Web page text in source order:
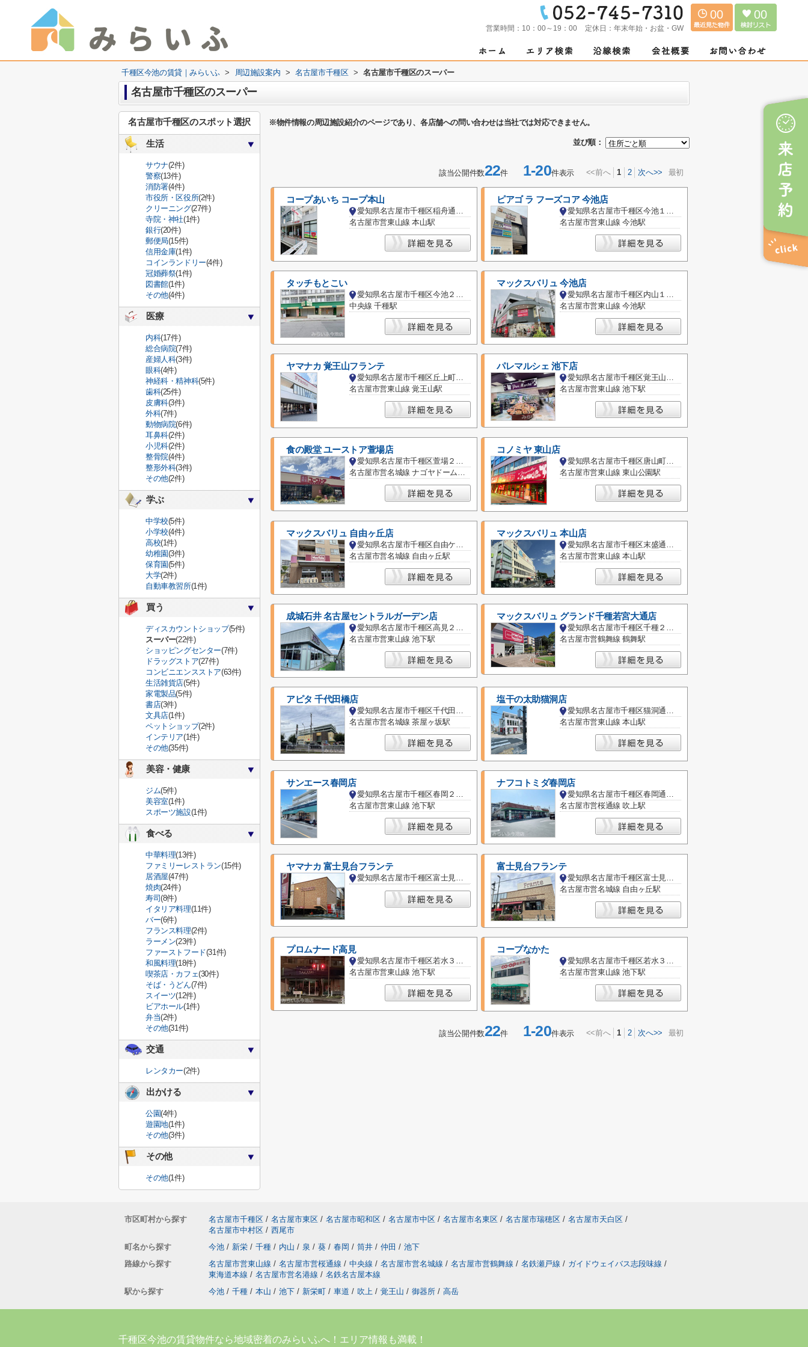
営業時間： 10：00～19：00 定休日： 年末年始・お盆・GW
00 00
千種区今池の賃貸｜みらいふ > 周辺施設案内 > 名古屋市千種区 > 名古屋市千種区のスーパー
名古屋市千種区のスーパー
※物件情報の周辺施設紹介のページであり、各店舗への問い合わせは当社では対応できません。
並び順：
該当公開件数22件1-20件表示 <<前へ 1 2 次へ>> 最初
コープあいち コープ本山
愛知県名古屋市千種区稲舟通１丁目
名古屋市営東山線 本山駅
ピアゴ ラ フーズコア 今池店
愛知県名古屋市千種区今池１丁目
名古屋市営東山線 今池駅
タッチもとこい
愛知県名古屋市千種区今池２丁目
中央線 千種駅
マックスバリュ 今池店
愛知県名古屋市千種区内山１丁目
名古屋市営東山線 今池駅
ヤマナカ 覚王山フランテ
愛知県名古屋市千種区丘上町１丁目
名古屋市営東山線 覚王山駅
パレマルシェ 池下店
愛知県名古屋市千種区覚王山通８丁目
名古屋市営東山線 池下駅
食の殿堂 ユーストア萱場店
愛知県名古屋市千種区萱場２丁目
名古屋市営名城線 ナゴヤドーム前矢田駅
コノミヤ 東山店
愛知県名古屋市千種区唐山町２丁目
名古屋市営東山線 東山公園駅
マックスバリュ 自由ヶ丘店
愛知県名古屋市千種区自由ケ丘３丁目
名古屋市営名城線 自由ヶ丘駅
マックスバリュ 本山店
愛知県名古屋市千種区末盛通５丁目
名古屋市営東山線 本山駅
成城石井 名古屋セントラルガーデン店
愛知県名古屋市千種区高見２丁目
名古屋市営東山線 池下駅
マックスバリュ グランド千種若宮大通店
愛知県名古屋市千種区千種２丁目
名古屋市営鶴舞線 鶴舞駅
アピタ 千代田橋店
愛知県名古屋市千種区千代田橋２丁目
名古屋市営名城線 茶屋ヶ坂駅
塩干の太助猫洞店
愛知県名古屋市千種区猫洞通４丁目
名古屋市営東山線 本山駅
サンエース春岡店
愛知県名古屋市千種区春岡２丁目
名古屋市営東山線 池下駅
ナフコトミダ春岡店
愛知県名古屋市千種区春岡通７丁目
名古屋市営桜通線 吹上駅
ヤマナカ 富士見台フランテ
愛知県名古屋市千種区富士見台５丁目
富士見台フランテ
愛知県名古屋市千種区富士見台５丁目
名古屋市営名城線 自由ヶ丘駅
プロムナード高見
愛知県名古屋市千種区若水３丁目
名古屋市営東山線 池下駅
コープなかた
愛知県名古屋市千種区若水３丁目
名古屋市営東山線 池下駅
該当公開件数22件1-20件表示 <<前へ 1 2 次へ>> 最初
名古屋市千種区のスポット選択
生活
サウナ(2件)
警察(13件)
消防署(4件)
市役所・区役所(2件)
クリーニング(27件)
寺院・神社(1件)
銀行(20件)
郵便局(15件)
信用金庫(1件)
コインランドリー(4件)
冠婚葬祭(1件)
図書館(1件)
その他(4件)
医療
内科(17件)
総合病院(7件)
産婦人科(3件)
眼科(4件)
神経科・精神科(5件)
歯科(25件)
皮膚科(3件)
外科(7件)
動物病院(6件)
耳鼻科(2件)
小児科(2件)
整骨院(4件)
整形外科(3件)
その他(2件)
学ぶ
中学校(5件)
小学校(4件)
高校(1件)
幼稚園(3件)
保育園(5件)
大学(2件)
自動車教習所(1件)
買う
ディスカウントショップ(5件)
スーパー(22件)
ショッピングセンター(7件)
ドラッグストア(27件)
コンビニエンスストア(63件)
生活雑貨店(5件)
家電製品(5件)
書店(3件)
文具店(1件)
ペットショップ(2件)
インテリア(1件)
その他(35件)
美容・健康
ジム(5件)
美容室(1件)
スポーツ施設(1件)
食べる
中華料理(13件)
ファミリーレストラン(15件)
居酒屋(47件)
焼肉(24件)
寿司(8件)
イタリア料理(11件)
バー(6件)
フランス料理(2件)
ラーメン(23件)
ファーストフード(31件)
和風料理(18件)
喫茶店・カフェ(30件)
そば・うどん(7件)
スイーツ(12件)
ビアホール(1件)
弁当(2件)
その他(31件)
交通
レンタカー(2件)
出かける
公園(4件)
遊園地(1件)
その他(3件)
その他
その他(1件)
市区町村から探す 名古屋市千種区 / 名古屋市東区 / 名古屋市昭和区 / 名古屋市中区 / 名古屋市名東区 / 名古屋市瑞穂区 / 名古屋市天白区 /
名古屋市中村区 / 西尾市
町名から探す
今池 / 新栄 / 千種 / 内山 / 泉 / 葵 / 春岡 / 筒井 / 仲田 / 池下
路線から探す
名古屋市営東山線 / 名古屋市営桜通線 / 中央線 / 名古屋市営名城線 / 名古屋市営鶴舞線 / 名鉄瀬戸線 / ガイドウェイバス志段味線 /
東海道本線 / 名古屋市営名港線 / 名鉄名古屋本線
駅から探す
今池 / 千種 / 本山 / 池下 / 新栄町 / 車道 / 吹上 / 覚王山 / 御器所 / 高岳
千種区今池の賃貸物件なら地域密着のみらいふへ！エリア情報も満載！